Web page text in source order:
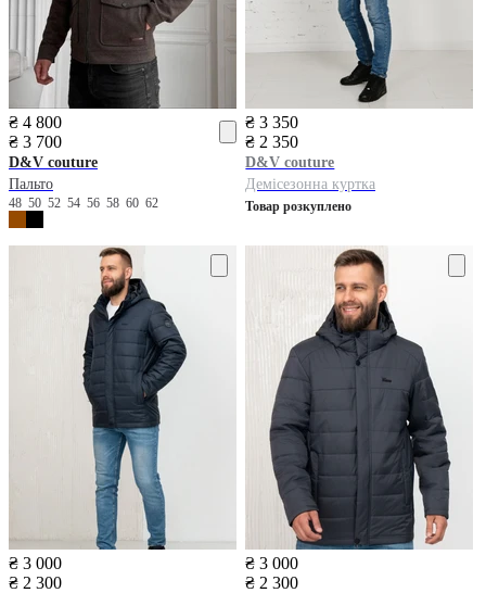
₴ 4 800
₴ 3 700
D&V couture
Пальто
48 50 52 54 56 58 60 62
₴ 3 350
₴ 2 350
D&V couture
Демісезонна куртка
Товар розкуплено
₴ 3 000
₴ 2 300
₴ 3 000
₴ 2 300